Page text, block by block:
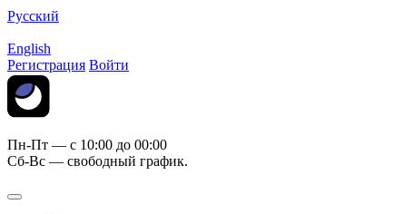
Русский
English
Регистрация Войти
Пн-Пт — c 10:00 до 00:00
Сб-Вс — свободный график.